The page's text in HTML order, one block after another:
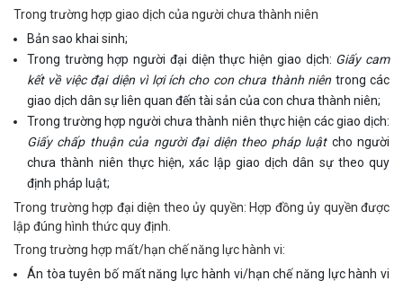
Trong trường hợp giao dịch của người chưa thành niên
Bản sao khai sinh;
Trong trường hợp người đại diện thực hiện giao dịch: Giấy cam
kết về việc đại diện vì lợi ích cho con chưa thành niên trong các
giao dịch dân sự liên quan đến tài sản của con chưa thành niên;
Trong trường hợp người chưa thành niên thực hiện các giao dịch:
Giấy chấp thuận của người đại diện theo pháp luậtcho người
chưa thành niên thực hiện, xác lập giao dịch dân sự theo quy
định pháp luật;
Trong trường hợp đại diện theo ủy quyền: Hợp đồng ủy quyền được
lập đúng hình thức quy định.
Trong trường hợp mất/hạn chế năng lực hành vi:
Án tòa tuyên bố mất năng lực hành vi/hạn chế năng lực hành vi